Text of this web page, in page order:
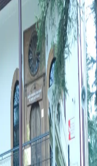
R.A. (Abid Gazi)
· en fazla 500KB ·